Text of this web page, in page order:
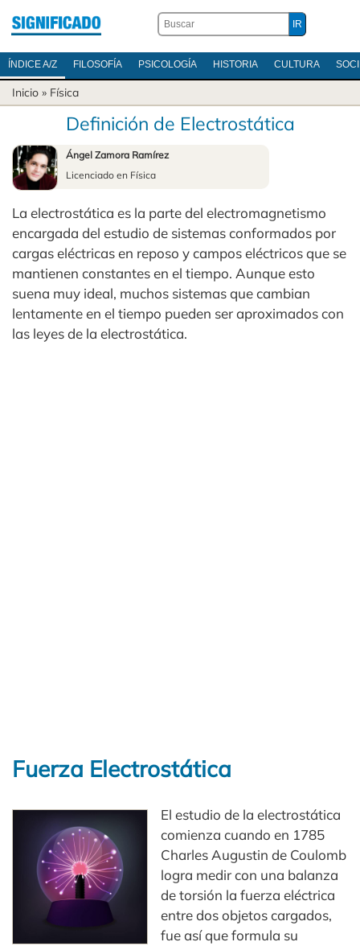
ÍNDICE A/Z FILOSOFÍA PSICOLOGÍA HISTORIA CULTURA
Inicio » Física
Definición de Electrostática
Ángel Zamora Ramírez
Licenciado en Física
La electrostática es la parte del electromagnetismo
encargada del estudio de sistemas conformados por
cargas eléctricas en reposo y campos eléctricos que se
mantienen constantes en el tiempo. Aunque esto
suena muy ideal, muchos sistemas que cambian
lentamente en el tiempo pueden ser aproximados con
las leyes de la electrostática.
Fuerza Electrostática
El estudio de la electrostática
comienza cuando en 1785
Charles Augustin de Coulomb
logra medir con una balanza
de torsión la fuerza eléctrica
entre dos objetos cargados,
fue así que formula su